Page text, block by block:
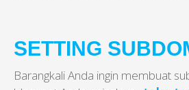
SETTING
Barangkali Anda ingin membuat